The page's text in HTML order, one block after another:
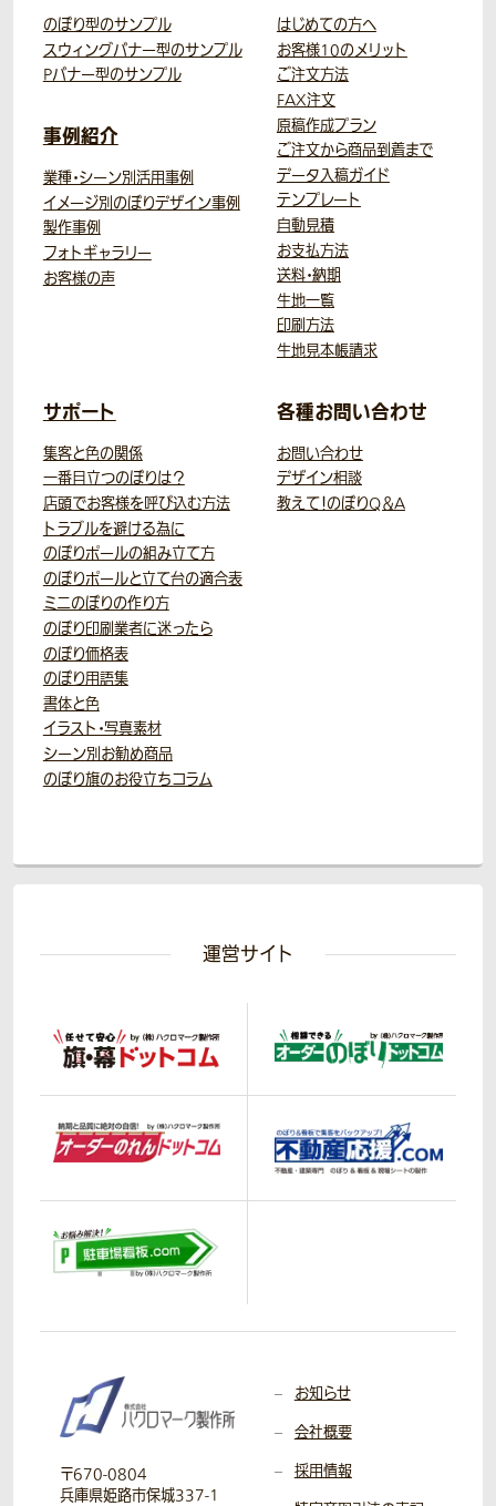
のぼり型のサンプル
スウィングバナー型のサンプル
Pバナー型のサンプル
事例紹介
業種・シーン別活用事例
イメージ別のぼりデザイン事例
製作事例
フォトギャラリー
お客様の声
はじめての方へ
お客様10のメリット
ご注文方法
FAX注文
原稿作成プラン
ご注文から商品到着まで
データ入稿ガイド
テンプレート
自動見積
お支払方法
送料・納期
生地一覧
印刷方法
生地見本帳請求
サポート
集客と色の関係
一番目立つのぼりは？
店頭でお客様を呼び込む方法
トラブルを避ける為に
のぼりポールの組み立て方
のぼりポールと立て台の適合表
ミニのぼりの作り方
のぼり印刷業者に迷ったら
のぼり価格表
のぼり用語集
書体と色
イラスト・写真素材
シーン別お勧め商品
のぼり旗のお役立ちコラム
各種お問い合わせ
お問い合わせ
デザイン相談
教えて！のぼりQ＆A
運営サイト
〒670-0804
兵庫県姫路市保城337-1
お知らせ
会社概要
採用情報